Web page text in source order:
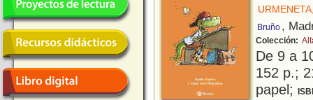
Bruño ,
Colección:
De 9 a
152 p.;
papel;